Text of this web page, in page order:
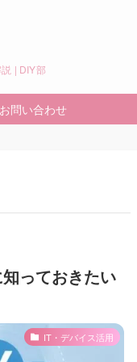
| DIY部
お問い合わせ
っておきたい
IT・デバイス活用